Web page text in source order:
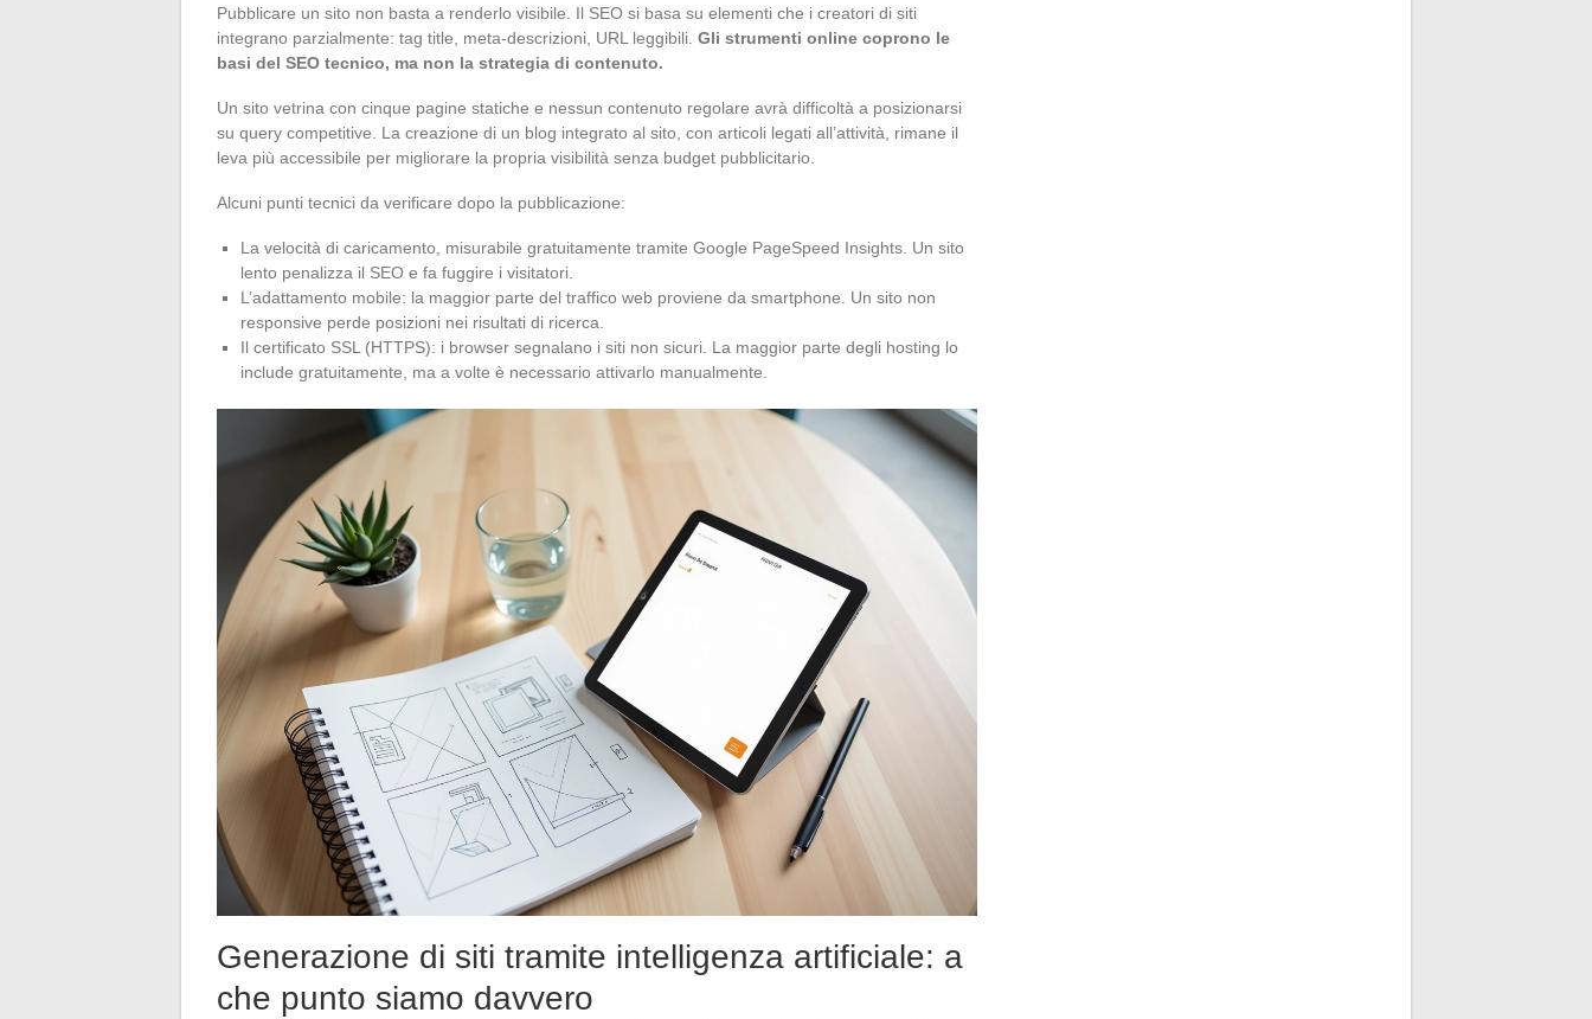
Pubblicare un sito non basta a renderlo visibile. Il SEO si basa su elementi che i creatori di siti
integrano parzialmente: tag title, meta-descrizioni, URL leggibili. Gli strumenti online coprono le
basi del SEO tecnico, ma non la strategia di contenuto.
Un sito vetrina con cinque pagine statiche e nessun contenuto regolare avrà difficoltà a posizionarsi
su query competitive. La creazione di un blog integrato al sito, con articoli legati all’attività, rimane il
leva più accessibile per migliorare la propria visibilità senza budget pubblicitario.
Alcuni punti tecnici da verificare dopo la pubblicazione:
La velocità di caricamento, misurabile gratuitamente tramite Google PageSpeed Insights. Un sito
lento penalizza il SEO e fa fuggire i visitatori.
L’adattamento mobile: la maggior parte del traffico web proviene da smartphone. Un sito non
responsive perde posizioni nei risultati di ricerca.
Il certificato SSL (HTTPS): i browser segnalano i siti non sicuri. La maggior parte degli hosting lo
include gratuitamente, ma a volte è necessario attivarlo manualmente.
Generazione di siti tramite intelligenza artificiale: a
che punto siamo davvero